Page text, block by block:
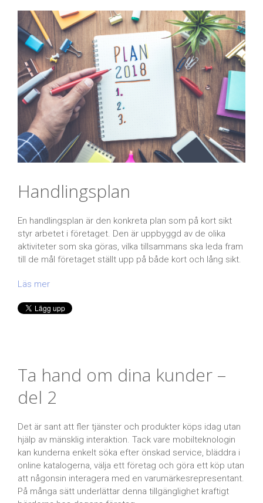
Handlingsplan
En handlingsplan är den konkreta plan som på kort sikt
styr arbetet i företaget. Den är uppbyggd av de olika
aktiviteter som ska göras, vilka tillsammans ska leda fram
till de mål företaget ställt upp på både kort och lång sikt.
Läs mer
Ta hand om dina kunder –
del 2
Det är sant att fler tjänster och produkter köps idag utan
hjälp av mänsklig interaktion. Tack vare mobilteknologin
kan kunderna enkelt söka efter önskad service, bläddra i
online katalogerna, välja ett företag och göra ett köp utan
att någonsin interagera med en varumärkesrepresentant.
På många sätt underlättar denna tillgänglighet kraftigt